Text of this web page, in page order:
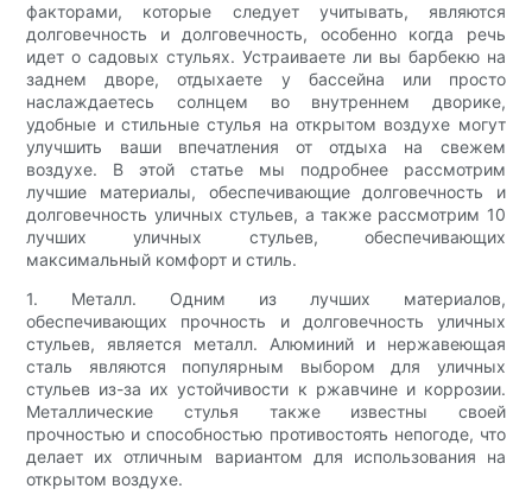
факторами, которые следует учитывать, являются
долговечность и долговечность, особенно когда речь
идет о садовых стульях. Устраиваете ли вы барбекю на
заднем дворе, отдыхаете у бассейна или просто
наслаждаетесь солнцем во внутреннем дворике,
удобные и стильные стулья на открытом воздухе могут
улучшить ваши впечатления от отдыха на свежем
воздухе. В этой статье мы подробнее рассмотрим
лучшие материалы, обеспечивающие долговечность и
долговечность уличных стульев, а также рассмотрим 10
лучших уличных стульев, обеспечивающих
максимальный комфорт и стиль.
1. Металл. Одним из лучших материалов,
обеспечивающих прочность и долговечность уличных
стульев, является металл. Алюминий и нержавеющая
сталь являются популярным выбором для уличных
стульев из-за их устойчивости к ржавчине и коррозии.
Металлические стулья также известны своей
прочностью и способностью противостоять непогоде, что
делает их отличным вариантом для использования на
открытом воздухе.